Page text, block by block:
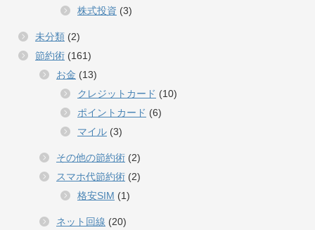
株式投資 (3)
未分類 (2)
節約術 (161)
お金 (13)
クレジットカード (10)
ポイントカード (6)
マイル (3)
その他の節約術 (2)
スマホ代節約術 (2)
格安SIM (1)
ネット回線 (20)